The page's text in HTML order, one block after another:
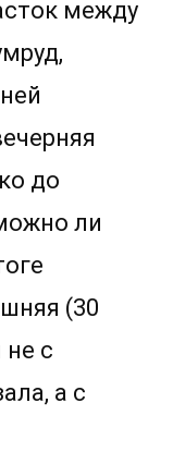
между
до
ли
(30
с
а с